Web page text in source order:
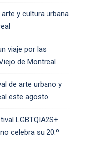
arte y cultura urbana
viaje por las
de Montreal
de arte urbano y
este agosto
LGBTQIA2S+
celebra su 20.º